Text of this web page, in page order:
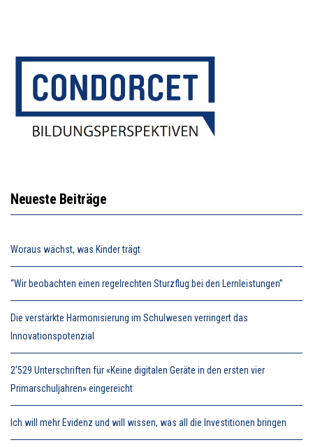
Neueste Beiträge
Woraus wächst, was Kinder trägt
“Wir beobachten einen regelrechten Sturzflug bei den Lernleistungen”
Die verstärkte Harmonisierung im Schulwesen verringert das
Innovationspotenzial
2’529 Unterschriften für «Keine digitalen Geräte in den ersten vier
Primarschuljahren» eingereicht
Ich will mehr Evidenz und will wissen, was all die Investitionen bringen